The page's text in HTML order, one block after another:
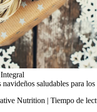
navideños saludables para
Nutrition | Tiempo de